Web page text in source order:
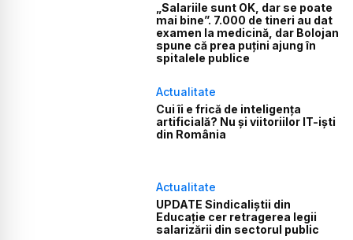
„Salariile sunt OK, dar se poate
mai bine”. 7.000 de tineri au dat
examen la medicină, dar Bolojan
spune că prea puțini ajung în
spitalele publice
Actualitate
Cui îi e frică de inteligența
artificială? Nu și viitoriilor IT-iști
din România
Actualitate
UPDATE Sindicaliștii din
Educație cer retragerea legii
salarizării din sectorul public